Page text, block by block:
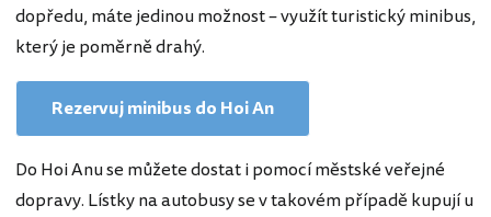
dopředu, máte jedinou možnost – využít turistický minibus,
který je poměrně drahý.
Rezervuj minibus do Hoi An
Do Hoi Anu se můžete dostat i pomocí městské veřejné
dopravy. Lístky na autobusy se v takovém případě kupují u